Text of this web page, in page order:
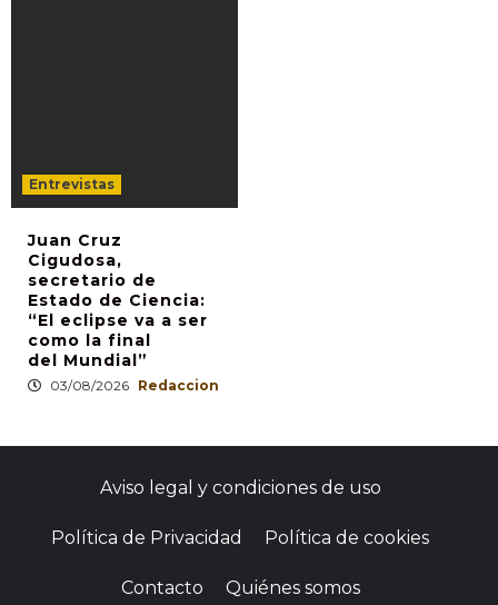
Entrevistas
Juan Cruz
Cigudosa,
secretario de
Estado de Ciencia:
“El eclipse va a ser
como la final
del Mundial”
03/08/2026 Redaccion
Aviso legal y condiciones de uso
Política de Privacidad Política de cookies
Contacto Quiénes somos